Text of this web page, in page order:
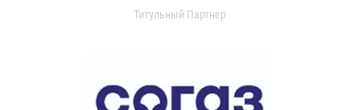
Титульный Партнер